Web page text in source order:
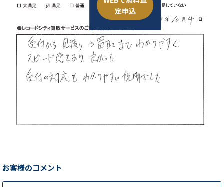
定申込
お客様のコメント